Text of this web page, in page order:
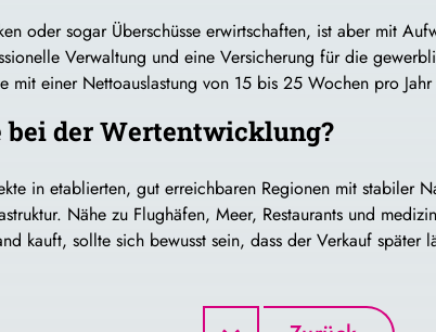
oder sogar Überschüsse erwirtschaften, ist aber mit
Verwaltung und eine Versicherung für die
mit einer Nettoauslastung von 15 bis 25 Wochen pro
bei der Wertentwicklung?
in etablierten, gut erreichbaren Regionen mit stabiler
Nähe zu Flughäfen, Meer, Restaurants und
kauft, sollte sich bewusst sein, dass der Verkauf später